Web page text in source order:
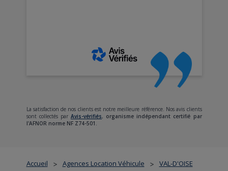
Accueil > Agences Location Véhicule > VAL-D'OISE
La satisfaction de nos clients est notre meilleure référence. Nos avis clients
sont collectés par Avis-vérifiés, organisme indépendant certifié par
l'AFNOR norme NF Z74-501.